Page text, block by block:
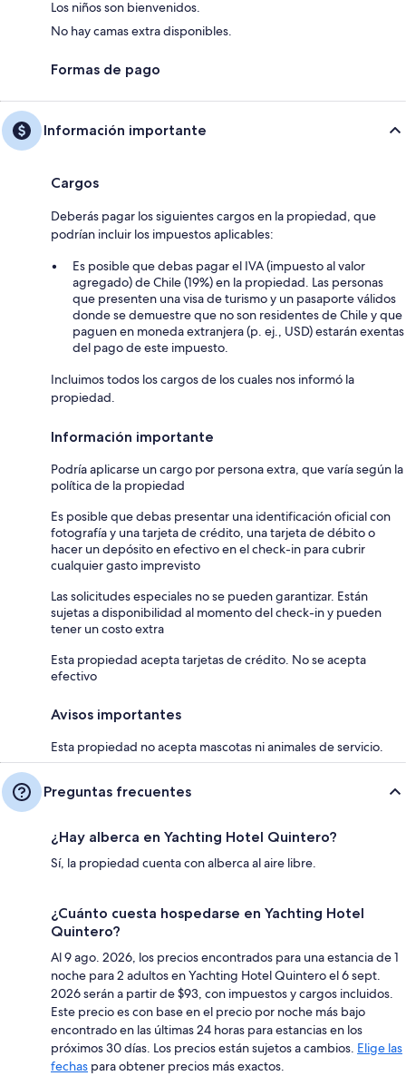
Los niños son bienvenidos.
No hay camas extra disponibles.
Formas de pago
Información importante
Cargos
Deberás pagar los siguientes cargos en la propiedad, que
podrían incluir los impuestos aplicables:
Es posible que debas pagar el IVA (impuesto al valor
agregado) de Chile (19%) en la propiedad. Las personas
que presenten una visa de turismo y un pasaporte válidos
donde se demuestre que no son residentes de Chile y que
paguen en moneda extranjera (p. ej., USD) estarán exentas
del pago de este impuesto.
Incluimos todos los cargos de los cuales nos informó la
propiedad.
Información importante
Podría aplicarse un cargo por persona extra, que varía según la
política de la propiedad
Es posible que debas presentar una identificación oficial con
fotografía y una tarjeta de crédito, una tarjeta de débito o
hacer un depósito en efectivo en el check-in para cubrir
cualquier gasto imprevisto
Las solicitudes especiales no se pueden garantizar. Están
sujetas a disponibilidad al momento del check-in y pueden
tener un costo extra
Esta propiedad acepta tarjetas de crédito. No se acepta
efectivo
Avisos importantes
Esta propiedad no acepta mascotas ni animales de servicio.
Preguntas frecuentes
¿Hay alberca en Yachting Hotel Quintero?
Sí, la propiedad cuenta con alberca al aire libre.
¿Cuánto cuesta hospedarse en Yachting Hotel
Quintero?
Al 9 ago. 2026, los precios encontrados para una estancia de 1
noche para 2 adultos en Yachting Hotel Quintero el 6 sept.
2026 serán a partir de $93, con impuestos y cargos incluidos.
Este precio es con base en el precio por noche más bajo
encontrado en las últimas 24 horas para estancias en los
próximos 30 días. Los precios están sujetos a cambios. Elige las
fechas para obtener precios más exactos.